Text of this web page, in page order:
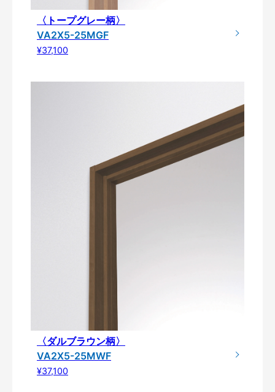
〈トープグレー柄〉
VA2X5-25MGF
¥37,100
〈ダルブラウン柄〉
VA2X5-25MWF
¥37,100